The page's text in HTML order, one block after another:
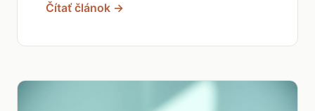
Čítať článok →